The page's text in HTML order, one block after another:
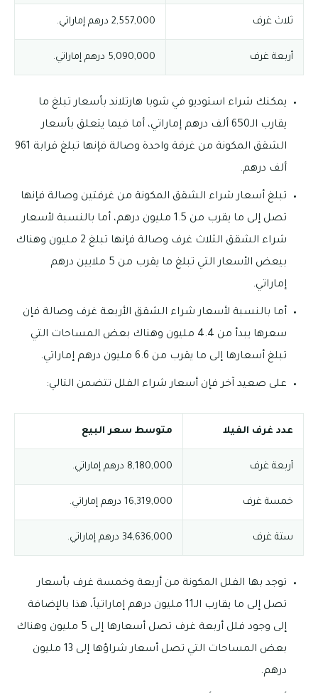
ثلاث غرف 2,557,000 درهم إماراتي.
أربعة غرف 5,090,000 درهم إماراتي.
يمكنك شراء استوديو في شوبا هارتلاند بأسعار تبلغ ما
يقارب الـ650 ألف درهم إماراتي، أما فيما يتعلق بأسعار
الشقق المكونة من غرفة واحدة وصالة فإنها تبلغ قرابة 961
ألف درهم.
تبلغ أسعار شراء الشقق المكونة من غرفتين وصالة فإنها
تصل إلى ما يقرب من 1.5 مليون درهم، أما بالنسبة لأسعار
شراء الشقق الثلاث غرف وصالة فإنها تبلغ 2 مليون وهناك
بيعض الأسعار التي تبلغ ما يقرب من 5 ملايين درهم
إماراتي.
أما بالنسبة لأسعار شراء الشقق الأربعة غرف وصالة فإن
سعرها يبدأ من 4.4 مليون وهناك بعض المساحات التي
تبلغ أسعارها إلى ما يقرب من 6.6 مليون درهم إماراتي.
على صعيد آخر فإن أسعار شراء الفلل تتضمن التالي:
عدد غرف الفيلا متوسط سعر البيع
أربعة غرف 8,180,000 درهم إماراتي.
خمسة غرف 16,319,000 درهم إماراتي.
ستة غرف 34,636,000 درهم إماراتي.
توجد بها الفلل المكونة من أربعة وخمسة غرف بأسعار
تصل إلى ما يقارب الـ11 مليون درهم إماراتياً، هذا بالإضافة
إلى وجود فلل أربعة غرف تصل أسعارها إلى 5 مليون وهناك
بعض المساحات التي تصل أسعار شراؤها إلى 13 مليون
درهم.